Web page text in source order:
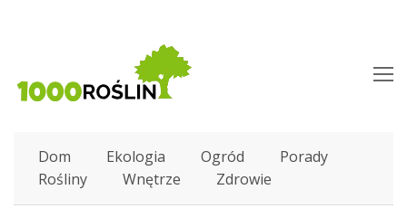
Dom Ekologia Ogród
Porady
Rośliny
Wnętrze Zdrowie